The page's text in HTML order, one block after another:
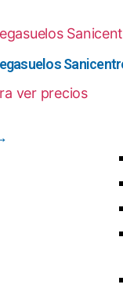
ver precios